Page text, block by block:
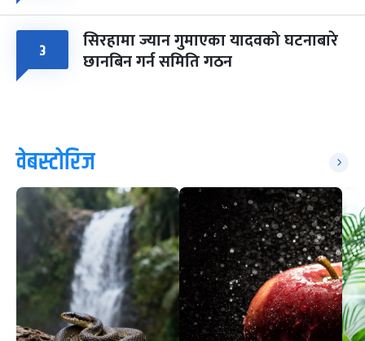
३ सिरहामा ज्यान गुमाएका यादवको घटनाबारे
छानबिन गर्न समिति गठन
वेबस्टोरिज